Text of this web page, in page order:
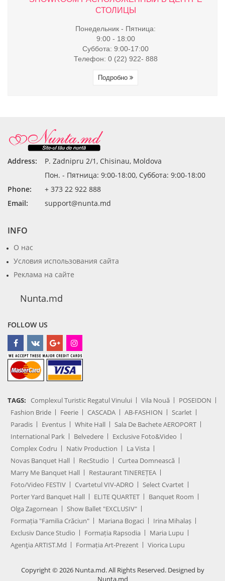
СТОЛИЦЫ
Понедельник - Пятница:
9:00 - 18:00
Суббота: 9:00-17:00
Телефон: 0 (22) 922- 888
Подробно
Address:
P. Zadnipru 2/1, Chisinau, Moldova
Пон. - Пятница: 9:00-18:00, Суббота: 9:00-18:00
Phone:
+ 373 22 922 888
Email:
support@nunta.md
INFO
О нас
Условия использования сайта
Реклама на сайте
Nunta.md
FOLLOW US
TAGS: Complexul Turistic Regatul Vinului Vila Nouă
POSEIDON
Fashion Bride
Feerie CASCADA AB-FASHION
Scarlet
Paradis
Eventus White Hall
Sala De Bachete AEROPORT
International Park
Belvedere
Exclusive Foto&Video
Complex Codru
Nativ Production
La Vista
Novas Banquet Hall
RecStudio
Curtea Domnească
Marry Me Banquet Hall
Restaurant TINEREȚEA
Foto/Video FESTIV
Cvartetul VIV-ADRO
Select Cvartet
Porter Yard Banquet Hall
ELITE QUARTET
Banquet Room
Olga Zagornean
Show Ballet "EXCLUSIV"
Formația "Familia Crăciun"
Mariana Bogaci
Irina Mihalaș
Exclusiv Dance Studio
Formația Rapsodia
Maria Lupu
Agenţia ARTIST.md
Formația Art-Prezent Viorica Lupu
Copyright © 2026 Nunta.md. All Rights Reserved. Designed by